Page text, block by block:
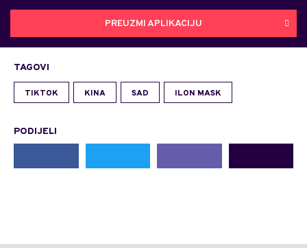
PREUZMI APLIKACIJU
TAGOVI
TIKTOK KINA SAD ILON MASK
PODIJELI